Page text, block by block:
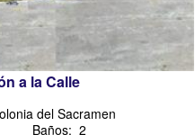
a la Calle
del Sacramen
Baños: 2